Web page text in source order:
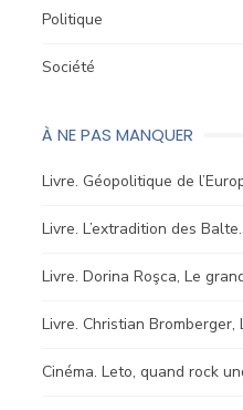
Politique
Société
À NE PAS MANQUER
Livre. Géopolitique de
Livre. L’extradition des
Livre. Dorina Roşca, Le
Livre. Christian Bromberger,
Cinéma. Leto, quand rock